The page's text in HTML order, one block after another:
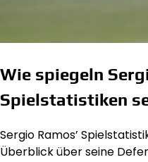
Wie spiegeln
Spielstatistiken
Sergio Ramos’
Überblick über seine